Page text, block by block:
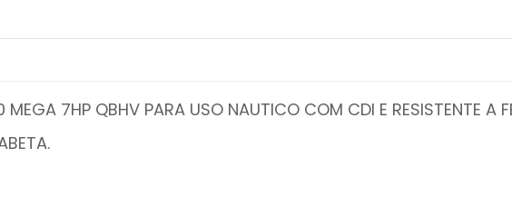
7HP QBHV PARA USO NAUTICO COM CDI E RESISTENTE A